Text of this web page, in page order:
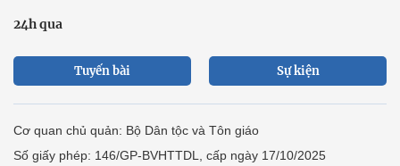
24h qua
Tuyến bài Sự kiện
Cơ quan chủ quản: Bộ Dân tộc và Tôn giáo
Số giấy phép: 146/GP-BVHTTDL, cấp ngày 17/10/2025